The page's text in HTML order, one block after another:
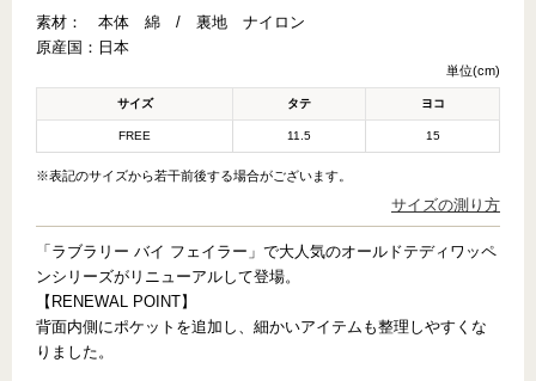
素材：
本体 綿 / 裏地 ナイロン
原産国： 日本
単位(cm)
サイズ タテ ヨコ
FREE 11.5 15
※表記のサイズから若干前後する場合がございます。
サイズの測り方
「ラブラリー バイ フェイラー」で大人気のオールドテディワッペ
ンシリーズがリニューアルして登場。
【RENEWAL POINT】
背面内側にポケットを追加し、細かいアイテムも整理しやすくな
りました。